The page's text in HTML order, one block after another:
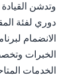
وتدشن
دوري لفئة
الانضمام
الخبرات
الخدمات